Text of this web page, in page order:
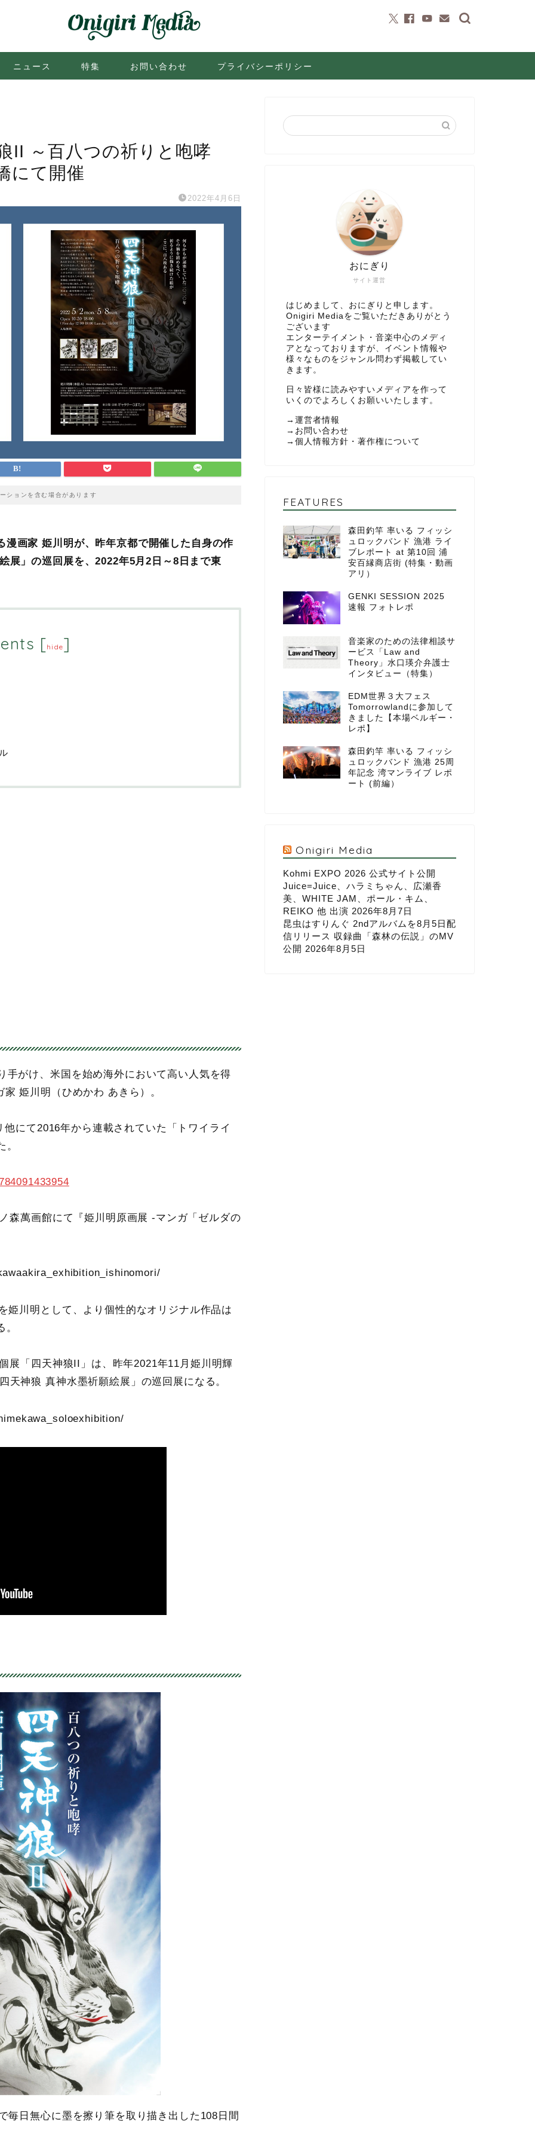
ニュース 特集 お問い合わせ プライバシーポリシー
II ～百八つの祈りと咆哮
にて開催
2022年4月6日
ションを含む場合があります
画家 姫川明が、昨年京都で開催した自身の作
展」の巡回展を、2022年5月2日～8日まで東
[hide]
手がけ、米国を始め海外において高い人気を得
姫川明（ひめかわ あきら）。
にて2016年から連載されていた「トワイライ
森萬画館にて『姫川明原画展 ‐マンガ「ゼルダの
姫川明として、より個性的なオリジナル作品は
展「四天神狼II」は、昨年2021年11月姫川明輝
天神狼 真神水墨祈願絵展」の巡回展になる。
毎日無心に墨を擦り筆を取り描き出した108日間
サイト運営
おにぎり
はじめまして、おにぎりと申します。
Onigiri Mediaをご覧いただきありがとう
ございます
エンターテイメント・音楽中心のメディ
アとなっておりますが、イベント情報や
様々なものをジャンル問わず掲載してい
きます。
日々皆様に読みやすいメディアを作って
いくのでよろしくお願いいたします。
→ 運営者情報
→ お問い合わせ
→ 個人情報方針・著作権について
FEATURES
森田釣竿 率いる フィッシ
ュロックバンド 漁港 ライ
ブレポート at 第10回 浦
安百縁商店街 (特集・動画
アリ）
GENKI SESSION 2025
速報 フォトレポ
音楽家のための法律相談サ
ービス「Law and
Theory」水口瑛介弁護士
インタビュー（特集）
EDM世界３大フェス
Tomorrowlandに参加して
きました【本場ベルギー・
レポ】
森田釣竿 率いる フィッシ
ュロックバンド 漁港 25周
年記念 湾マンライブ レポ
ート (前編）
Onigiri Media
Kohmi EXPO 2026 公式サイト公開
Juice=Juice、ハラミちゃん、広瀬香
美、WHITE JAM、ポール・キム、
REIKO 他 出演 2026年8月7日
昆虫はすりんぐ 2ndアルバムを8月5日配
信リリース 収録曲「森林の伝説」のMV
公開 2026年8月5日